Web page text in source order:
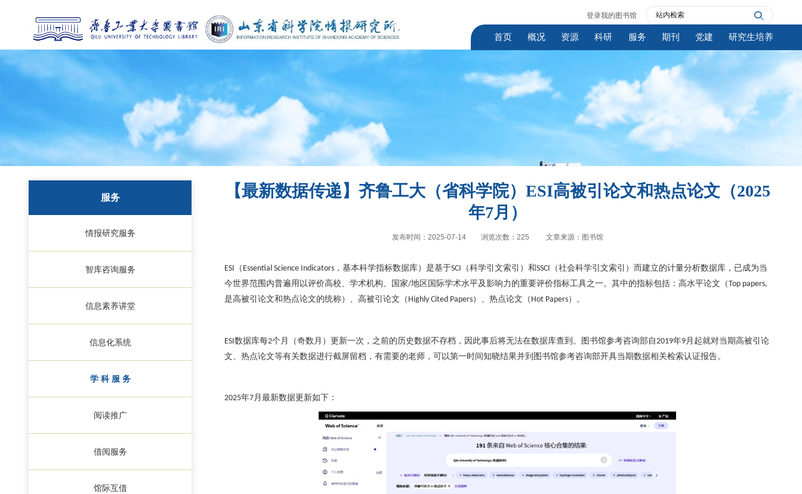
登录我的图书馆
首页 概况 资源 科研 服务 期刊 党建 研究生培养
服务
情报研究服务
智库咨询服务
信息素养讲堂
信息化系统
学 科 服 务
阅读推广
借阅服务
馆际互借
【最新数据传递】齐鲁工大（省科学院）ESI高被引论文和热点论文（2025
年7月）
发布时间：2025-07-14 浏览次数： 225 文章来源：图书馆
ESI （ Essential Science Indicators，基本科学指标数据库）是基于SCI （科学引文索引）和SSCI （社会科学引文索引）而建立的计量分析数据库，已成为当
今世界范围内普遍用以评价高校、学术机构、国家/地区国际学术水平及影响力的重要评价指标工具之一。其中的指标包括：高水平论文（Top papers,
是高被引论文和热点论文的统称）、高被引论文（ Highly Cited Papers）、热点论文（ Hot Papers）。
ESI数据库每2个月（奇数月）更新一次，之前的历史数据不存档，因此事后将无法在数据库查到。图书馆参考咨询部自2019年9月起就对当期高被引论
文、热点论文等有关数据进行截屏留档，有需要的老师，可以第一时间知晓结果并到图书馆参考咨询部开具当期数据相关检索认证报告。
2025年7月最新数据更新如下：